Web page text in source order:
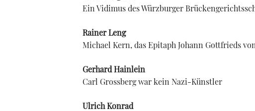
Ein Vidimus des Würzburger
Rainer Leng
Michael Kern, das Epitaph Johann Gottfrieds
Gerhard Hainlein
Carl Grossberg war kein Nazi-Künstler
Ulrich Konrad